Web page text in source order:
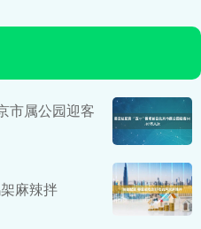
市属公园迎客
麻辣拌